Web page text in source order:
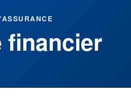
financier